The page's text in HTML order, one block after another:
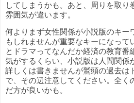
してしまうかも。あと、周りを取り
雰囲気が違います。
何よりまず女性関係が小説版のキー
もしれませんが重要なキーになって
とドラマってなんだか経済の教育番
気がするくらい、小説版は人間関係
詳しくは書きませんが鷲頭の過去は
で、その辺注意してください。全く
だ方が良いかも。